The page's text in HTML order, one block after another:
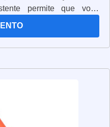
permite que você
Os alicates de corte
eles sejam duráveis e
cabos, fios e outros
de corte são leves e
ideais para trabalhos
também possuem cabos
que você trabalhe com